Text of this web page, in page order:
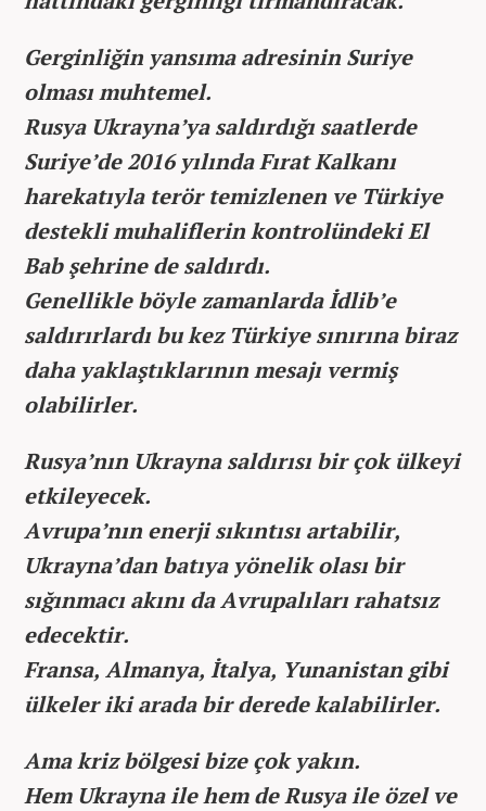
Gerginliğin yansıma adresinin Suriye
olması muhtemel.
Rusya Ukrayna’ya saldırdığı saatlerde
Suriye’de 2016 yılında Fırat Kalkanı
harekatıyla terör temizlenen ve Türkiye
destekli muhaliflerin kontrolündeki El
Bab şehrine de saldırdı.
Genellikle böyle zamanlarda İdlib’e
saldırırlardı bu kez Türkiye sınırına biraz
daha yaklaştıklarının mesajı vermiş
olabilirler.
Rusya’nın Ukrayna saldırısı bir çok ülkeyi
etkileyecek.
Avrupa’nın enerji sıkıntısı artabilir,
Ukrayna’dan batıya yönelik olası bir
sığınmacı akını da Avrupalıları rahatsız
edecektir.
Fransa, Almanya, İtalya, Yunanistan gibi
ülkeler iki arada bir derede kalabilirler.
Ama kriz bölgesi bize çok yakın.
Hem Ukrayna ile hem de Rusya ile özel ve